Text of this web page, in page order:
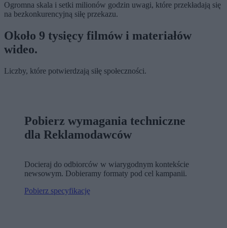
Ogromna skala i setki milionów godzin uwagi, które przekładają się
na bezkonkurencyjną siłę przekazu.
Około 9 tysięcy filmów i materiałów
wideo.
Liczby, które potwierdzają siłę społeczności.
Pobierz wymagania techniczne
dla Reklamodawców
Docieraj do odbiorców w wiarygodnym kontekście
newsowym. Dobieramy formaty pod cel kampanii.
Pobierz specyfikację